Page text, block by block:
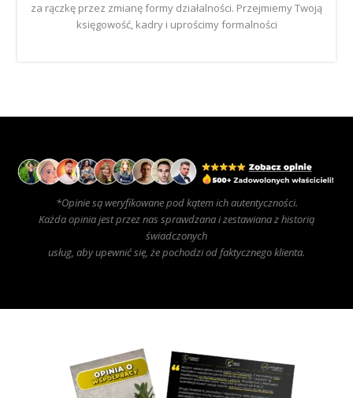
za rączkę przez zmianę formy działalności. Przejmiemy Twoją
księgowość, kadry i uprościmy formalności
*Opinie są weryfikowane pod kątem ich autentyczności.
Każda opinia jest przez nas sprawdzana i zestawiana z historią
świadczonych
usług, aby upewnić się, że pochodzi od faktycznego klienta.